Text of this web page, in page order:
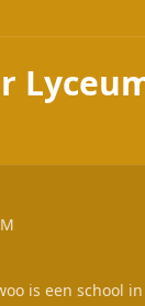
is een school in